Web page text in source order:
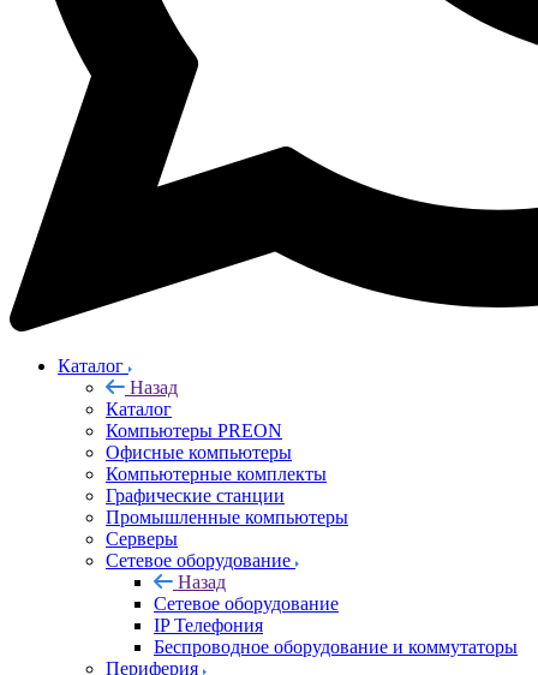
Каталог
Назад
Каталог
Компьютеры PREON
Офисные компьютеры
Компьютерные комплекты
Графические станции
Промышленные компьютеры
Серверы
Сетевое оборудование
Назад
Сетевое оборудование
IP Телефония
Беспроводное оборудование и коммутаторы
Периферия